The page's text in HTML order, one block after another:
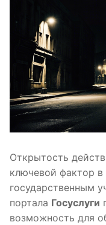
Открытость
ключевой фактор
государственным
портала Госуслуги
возможность для